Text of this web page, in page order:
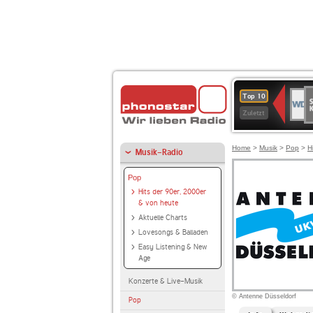
Top 10
Zuletzt
2
Musik-Radio
Pop
Hits der 90er, 2000er
& von heute
Aktuelle Charts
Lovesongs & Balladen
Easy Listening & New
Age
Konzerte & Live-Musik
Pop
Home > Musik > Pop >
© Antenne Düsseldorf